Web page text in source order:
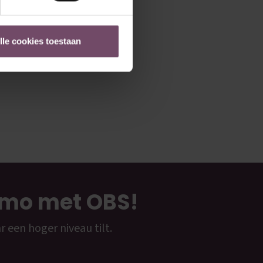
cookies toestaan
met OBS!
een hoger niveau tilt.